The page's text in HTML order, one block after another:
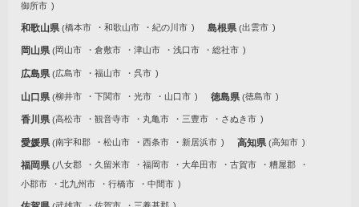
御所市
和歌山県 橋本市 和歌山市 紀の川市 島根県 出雲市
岡山県 岡山市 倉敷市 津山市 浅口市 総社市
広島県 広島市 福山市 呉市
山口県 柳井市 下関市 光市 山口市 徳島県 徳島市
香川県 高松市 観音寺市 丸亀市 三豊市 さぬき市
愛媛県 南宇和郡 松山市 西条市 新居浜市 高知県 高知市
福岡県 八女郡 久留米市 福岡市 大牟田市 古賀市
糟屋郡
小郡市
北九州市 行橋市 中間市